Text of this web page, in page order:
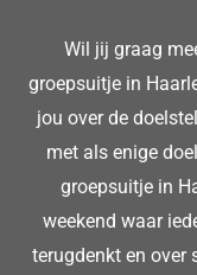
Wil jij graag
groepsuitje in
jou over de
met als enige
groepsuitje in
weekend waar
terugdenkt en over